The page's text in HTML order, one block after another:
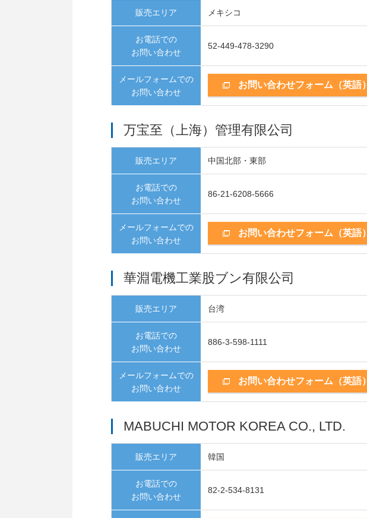
販売エリア メキシコ
お電話での
お問い合わせ
52-449-478-3290
メールフォームでの
お問い合わせ
お問い合わせフォーム（英語）
万宝至（上海）管理有限公司
販売エリア 中国北部・東部
お電話での
お問い合わせ
86-21-6208-5666
メールフォームでの
お問い合わせ
お問い合わせフォーム（英語）
華淵電機工業股ブン有限公司
販売エリア 台湾
お電話での
お問い合わせ
886-3-598-1111
メールフォームでの
お問い合わせ
お問い合わせフォーム（英語）
MABUCHI MOTOR KOREA CO., LTD.
販売エリア 韓国
お電話での
お問い合わせ
82-2-534-8131